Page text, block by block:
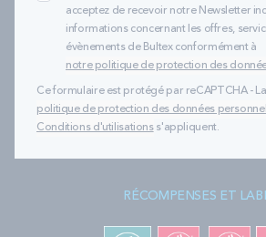
acceptez de recevoir notre Newsletter
informations concernant les offres,
évènements de Bultex conformément à
notre politique de protection des
Ce formulaire est protégé par reCAPTCHA - La
politique de protection des données
Conditions d'utilisationss'appliquent.
RÉCOMPENSES ET